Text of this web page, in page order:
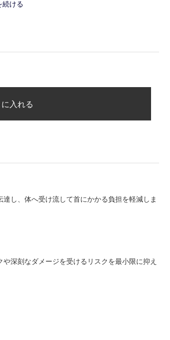
続ける
入れる
し、体へ受け流して首にかかる負担を軽減しま
深刻なダメージを受けるリスクを最小限に抑え